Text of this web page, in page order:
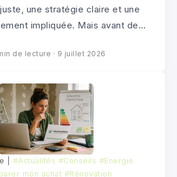
une stratégie claire et une
impliquée. Mais avant de…
de lecture · 9 juillet 2026
| #Actualités #Conseils #Energie
mon achat #Rénovation